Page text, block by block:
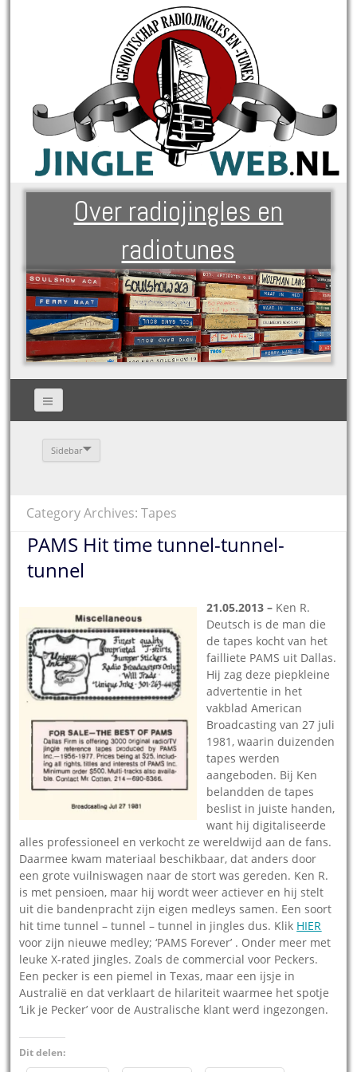
Over radiojingles en
radiotunes
Sidebar
Category Archives: Tapes
PAMS Hit time tunnel-tunnel-
tunnel
21.05.2013 – Ken R.
Deutsch is de man die
de tapes kocht van het
failliete PAMS uit Dallas.
Hij zag deze piepkleine
advertentie in het
vakblad American
Broadcasting van 27 juli
1981, waarin duizenden
tapes werden
aangeboden. Bij Ken
belandden de tapes
beslist in juiste handen,
want hij digitaliseerde
alles professioneel en verkocht ze wereldwijd aan de fans.
Daarmee kwam materiaal beschikbaar, dat anders door
een grote vuilniswagen naar de stort was gereden. Ken R.
is met pensioen, maar hij wordt weer actiever en hij stelt
uit die bandenpracht zijn eigen medleys samen. Een soort
hit time tunnel – tunnel – tunnel in jingles dus. Klik HIER
voor zijn nieuwe medley; ‘PAMS Forever’ . Onder meer met
leuke X-rated jingles. Zoals de commercial voor Peckers.
Een pecker is een piemel in Texas, maar een ijsje in
Australië en dat verklaart de hilariteit waarmee het spotje
‘Lik je Pecker’ voor de Australische klant werd ingezongen.
Dit delen: